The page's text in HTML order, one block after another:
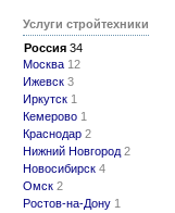
Услуги стройтехники
Россия 34
Москва 12
Ижевск 3
Иркутск 1
Кемерово 1
Краснодар 2
Нижний Новгород 2
Новосибирск 4
Омск 2
Ростов-на-Дону 1